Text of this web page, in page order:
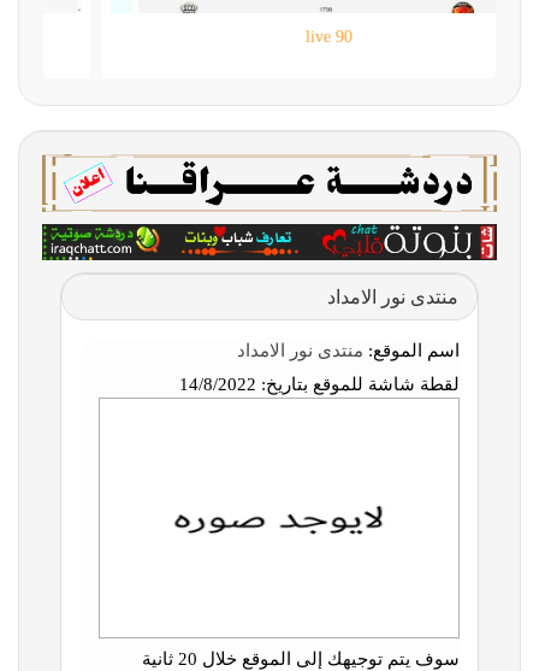
منتدى نور الامداد
اسم الموقع: منتدى نور الامداد
لقطة شاشة للموقع بتاريخ:
سوف يتم توجيهك إلى الموقع خلال 20 ثانية